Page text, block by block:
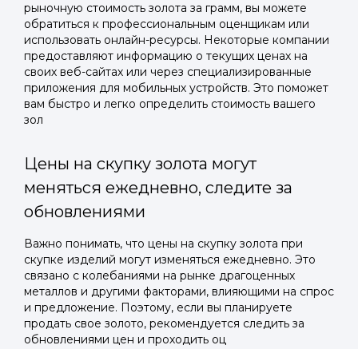
рыночную стоимость золота за грамм, вы можете
обратиться к профессиональным оценщикам или
использовать онлайн-ресурсы. Некоторые компании
предоставляют информацию о текущих ценах на
своих веб-сайтах или через специализированные
приложения для мобильных устройств. Это поможет
вам быстро и легко определить стоимость вашего
зол
Цены на скупку золота могут
меняться ежедневно, следите за
обновлениями
Важно понимать, что цены на скупку золота при
скупке изделий могут изменяться ежедневно. Это
связано с колебаниями на рынке драгоценных
металлов и другими факторами, влияющими на спрос
и предложение. Поэтому, если вы планируете
продать свое золото, рекомендуется следить за
обновлениями цен и проходить оц